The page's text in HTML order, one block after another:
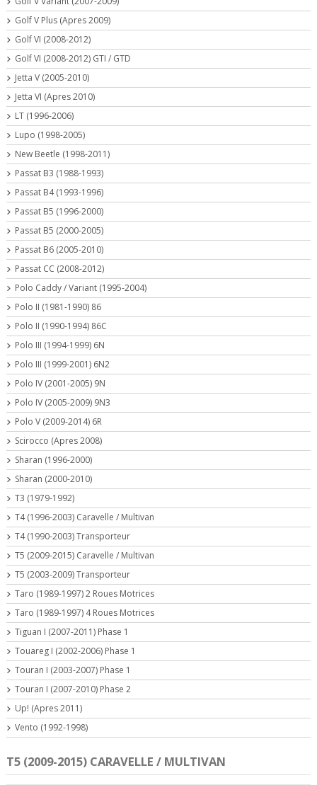
T5 (2009-2015) CARAVELLE / MULTIVAN
Golf V Plus (Apres 2009)
Golf VI (2008-2012)
Golf VI (2008-2012) GTI / GTD
Jetta V (2005-2010)
Jetta VI (Apres 2010)
LT (1996-2006)
Lupo (1998-2005)
New Beetle (1998-2011)
Passat B3 (1988-1993)
Passat B4 (1993-1996)
Passat B5 (1996-2000)
Passat B5 (2000-2005)
Passat B6 (2005-2010)
Passat CC (2008-2012)
Polo Caddy / Variant (1995-2004)
Polo II (1981-1990) 86
Polo II (1990-1994) 86C
Polo III (1994-1999) 6N
Polo III (1999-2001) 6N2
Polo IV (2001-2005) 9N
Polo IV (2005-2009) 9N3
Polo V (2009-2014) 6R
Scirocco (Apres 2008)
Sharan (1996-2000)
Sharan (2000-2010)
T3 (1979-1992)
T4 (1996-2003) Caravelle / Multivan
T4 (1990-2003) Transporteur
T5 (2009-2015) Caravelle / Multivan
T5 (2003-2009) Transporteur
Taro (1989-1997) 2 Roues Motrices
Taro (1989-1997) 4 Roues Motrices
Tiguan I (2007-2011) Phase 1
Touareg I (2002-2006) Phase 1
Touran I (2003-2007) Phase 1
Touran I (2007-2010) Phase 2
Up! (Apres 2011)
Vento (1992-1998)